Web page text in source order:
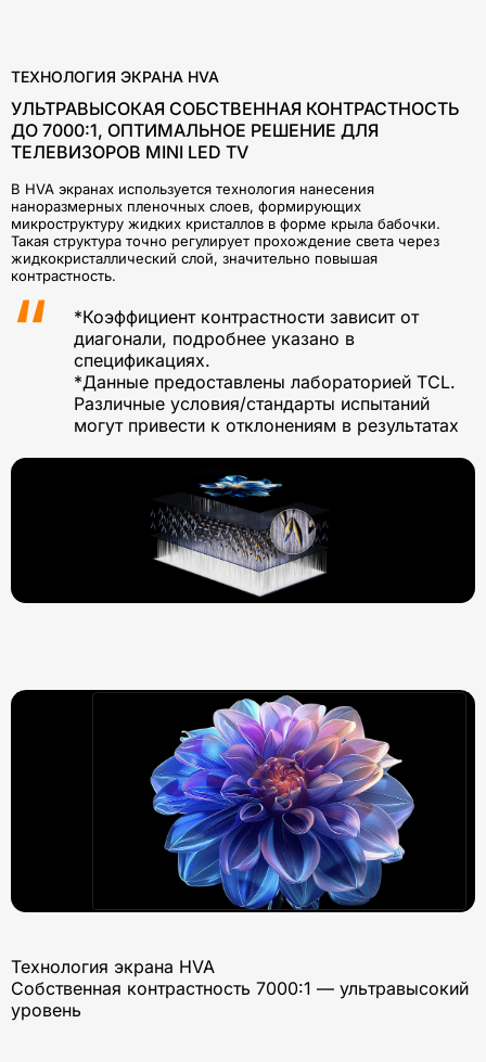
ТЕХНОЛОГИЯ ЭКРАНА HVA
УЛЬТРАВЫСОКАЯ СОБСТВЕННАЯ КОНТРАСТНОСТЬ
ДО 7000:1, ОПТИМАЛЬНОЕ РЕШЕНИЕ ДЛЯ
ТЕЛЕВИЗОРОВ MINI LED TV
В HVA экранах используется технология нанесения
наноразмерных пленочных слоев, формирующих
микроструктуру жидких кристаллов в форме крыла бабочки.
Такая структура точно регулирует прохождение света через
жидкокристаллический слой, значительно повышая
контрастность.
*Коэффициент контрастности зависит от
диагонали, подробнее указано в
спецификациях.
*Данные предоставлены лабораторией TCL.
Различные условия/стандарты испытаний
могут привести к отклонениям в результатах
Технология экрана HVA
Собственная контрастность 7000:1 — ультравысокий
уровень